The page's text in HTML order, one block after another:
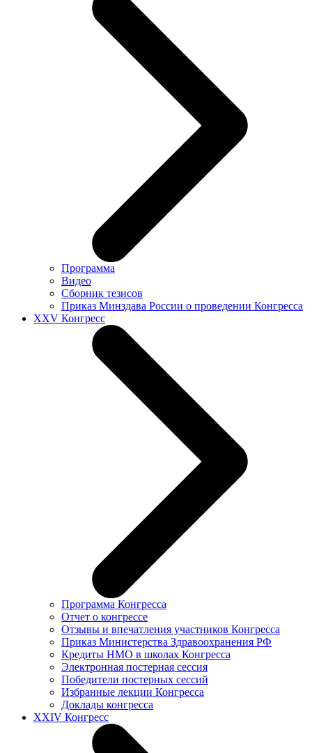
Программа
Видео
Сборник тезисов
Приказ Минздава России о проведении Конгресса
XXV Конгресс
Программа Конгресса
Отчет о конгрессе
Отзывы и впечатления участников Конгресса
Приказ Министерства Здравоохранения РФ
Кредиты НМО в школах Конгресса
Электронная постерная сессия
Победители постерных сессий
Избранные лекции Конгресса
Доклады конгресса
XXIV Конгресс